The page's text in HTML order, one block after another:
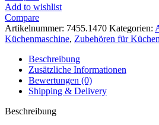
Add to wishlist
Compare
Artikelnummer: 7455.1470 Kategorien:
Küchenmaschine, Zubehören für
Beschreibung
Zusätzliche Informationen
Bewertungen (0)
Shipping & Delivery
Beschreibung